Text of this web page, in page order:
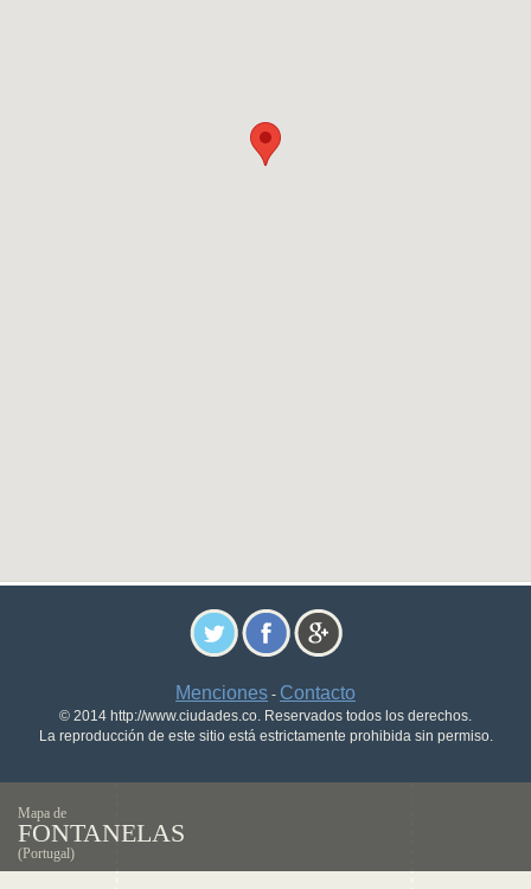
Menciones - Contacto
© 2014 http://www.ciudades.co. Reservados todos los derechos.
La reproducción de este sitio está estrictamente prohibida sin permiso.
Mapa de
FONTANELAS
(Portugal)